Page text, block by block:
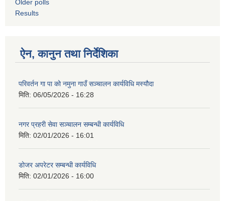
Older polls
Results
ऐन, कानुन तथा निर्देशिका
परिवर्तन गा पा को नमुना गाउँ सञ्चालन कार्यविधि मस्यौदा
मिति: 06/05/2026 - 16:28
नगर प्रहरी सेवा सञ्चालन सम्बन्धी कार्यविधि
मिति: 02/01/2026 - 16:01
डोजर अपरेटर सम्बन्धी कार्यविधि
मिति: 02/01/2026 - 16:00